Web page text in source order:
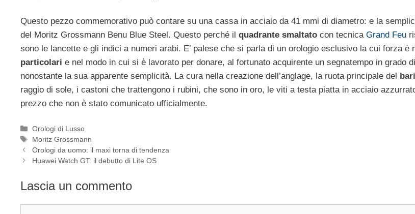
Questo pezzo commemorativo può contare su una cassa in acciaio da 41 mmi di diametro: e la
del Moritz Grossmann Benu Blue Steel. Questo perché il quadrante smaltato con tecnica Grand Feu
sono le lancette e gli indici a numeri arabi. E’ palese che si parla di un orologio esclusivo la cui forza è
particolari e nel modo in cui si è lavorato per donare, al fortunato acquirente un segnatempo in grado
nonostante la sua apparente semplicità. La cura nella creazione dell’anglage, la ruota principale del
raggio di sole, i castoni che trattengono i rubini, che sono in oro, le viti a testa piatta in acciaio
prezzo che non è stato comunicato ufficialmente.
Categorie
Orologi di Lusso
Tag
Moritz Grossmann
Navigazione
articolo
Orologi da uomo: il maxi torna di tendenza
Huawei Watch GT: il debutto di Lite OS
Lascia un commento